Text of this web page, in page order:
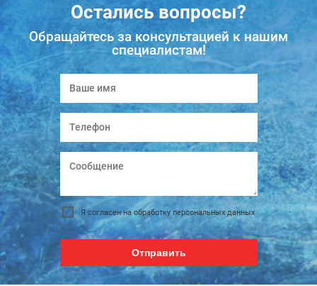
Остались вопросы?
Обращайтесь за консультацией к нашим
специалистам!
Я согласен на обработку персональных данных
Отправить